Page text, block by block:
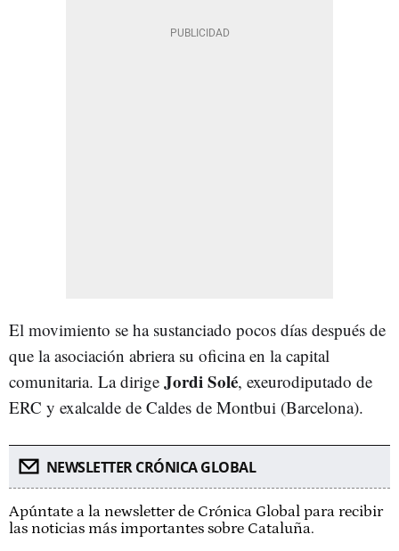
El movimiento se ha sustanciado pocos días después de
que la asociación abriera su oficina en la capital
comunitaria. La dirige Jordi Solé, exeurodiputado de
ERC y exalcalde de Caldes de Montbui (Barcelona).
NEWSLETTER CRÓNICA GLOBAL
Apúntate a la newsletter de Crónica Global para recibir
las noticias más importantes sobre Cataluña.